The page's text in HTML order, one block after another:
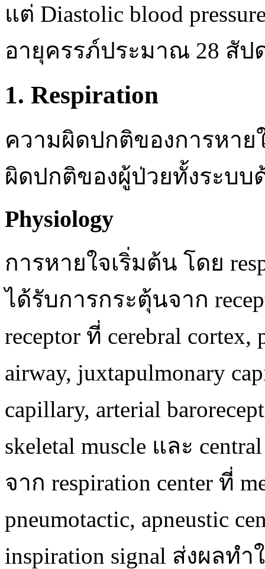
แต่ Diastolic blood
อายุครรภ์ประมาณ 28 สัป
1. Respiration
ความผิดปกติของการหา
ผิดปกติของผู้ป่วยทั้งระบบ
Physiology
การหายใจเริ่มต้น โดย
ได้รับการกระตุ้นจาก
receptor ที่ cerebral cortex,
airway, juxtapulmonary
capillary, arterial
skeletal muscle และ
จาก respiration center ที่
pneumotactic, apneustic
inspiration signal ส่งผลทำ